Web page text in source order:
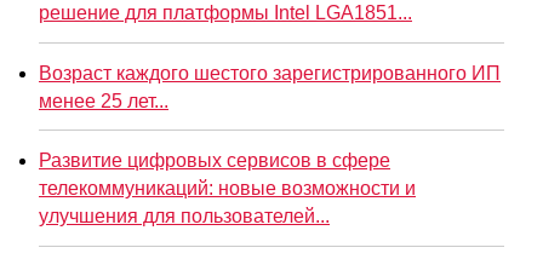
решение для платформы Intel LGA1851...
Возраст каждого шестого зарегистрированного ИП
менее 25 лет...
Развитие цифровых сервисов в сфере
телекоммуникаций: новые возможности и
улучшения для пользователей...